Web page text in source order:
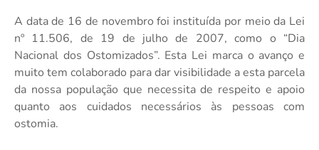
A data de 16 de novembro foi instituída por meio da Lei
nº 11.506, de 19 de julho de 2007, como o “Dia
Nacional dos Ostomizados”. Esta Lei marca o avanço e
muito tem colaborado para dar visibilidade a esta parcela
da nossa população que necessita de respeito e apoio
quanto aos cuidados necessários às pessoas com
ostomia.